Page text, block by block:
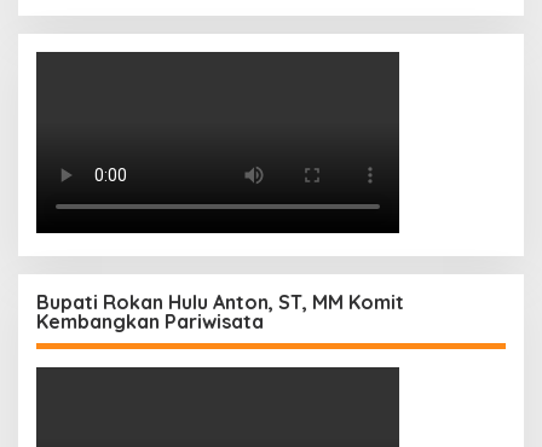
Bupati Rokan Hulu Anton, ST, MM Komit
Kembangkan Pariwisata